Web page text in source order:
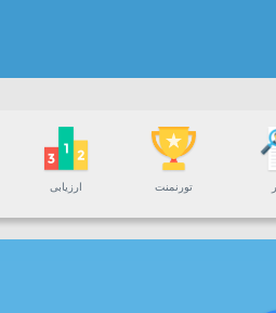
تورنمنت ارزیابی